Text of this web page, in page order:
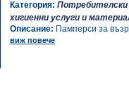
Категория: Потребителски
хигиенни услуги и
Описание: Памперси за
виж повече